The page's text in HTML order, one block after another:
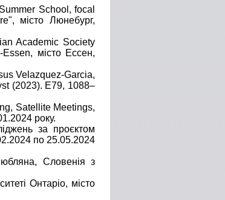
School, focal
місто Люнебург,
Academic Society
місто Ессен,
Velazquez-Garcia,
(2023). E79, 1088–
Satellite Meetings,
року.
за проєктом
по 25.05.2024
Словенія з
Онтаріо, місто